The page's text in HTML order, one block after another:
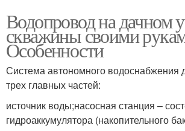
Водопровод на дачном
скважины своими
Особенности
Система автономного водоснабжения
трех главных частей:
источник воды;насосная станция –
гидроаккумулятора (накопительного